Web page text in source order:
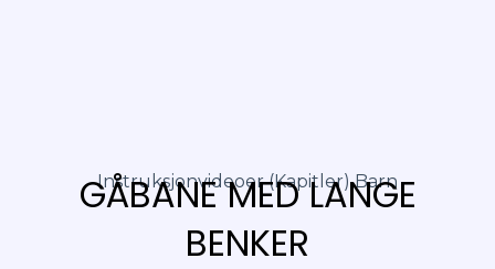
Instruksjonvideoer (kapitler) Barn
GÅBANE MED LANGE
BENKER